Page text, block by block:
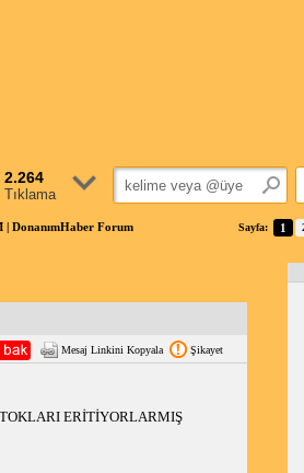
2.264
Tıklama
DonanımHaber Forum Sayfa: 1
Mesaj Linkini Kopyala Şikayet
ERİTİYORLARMIŞ